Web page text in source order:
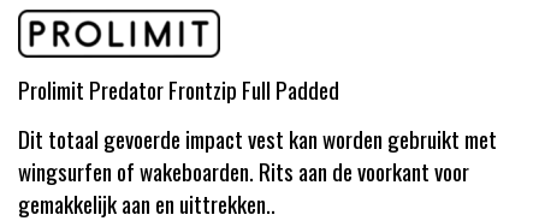
Prolimit Predator Frontzip Full Padded
Dit totaal gevoerde impact vest kan worden gebruikt met
wingsurfen of wakeboarden. Rits aan de voorkant voor
gemakkelijk aan en uittrekken..